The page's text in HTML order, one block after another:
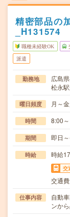
精密部品の
_H131574
職種未経験OK
派遣
勤務地
広島
松永
曜日頻度 月～
時間 8:00
期間 即日
時給 時給
交
交通
仕事内容
自動
ンか